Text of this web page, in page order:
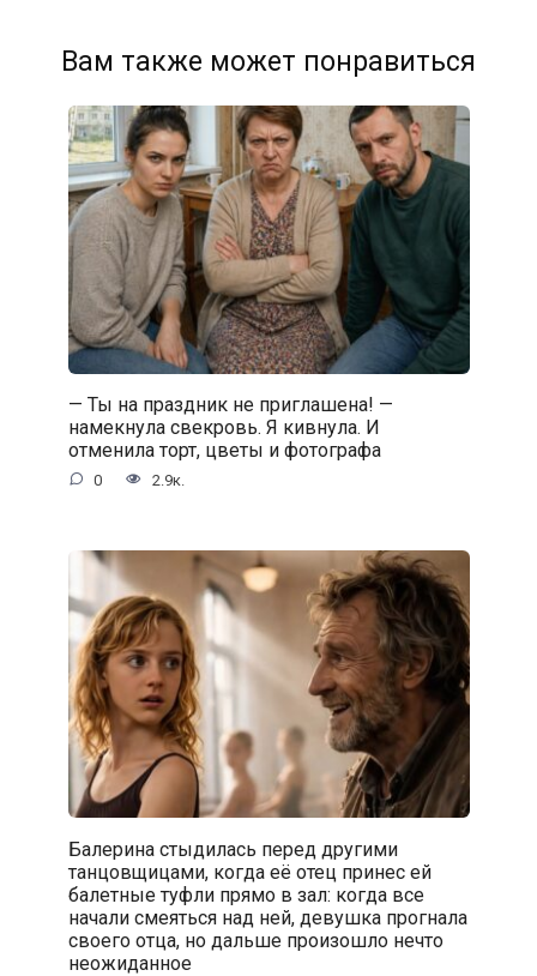
Вам также может понравиться
— Ты на праздник не приглашена! —
намекнула свекровь. Я кивнула. И
отменила торт, цветы и фотографа
0 2.9к.
Балерина стыдилась перед другими
танцовщицами, когда её отец принес ей
балетные туфли прямо в зал: когда все
начали смеяться над ней, девушка прогнала
своего отца, но дальше произошло нечто
неожиданное